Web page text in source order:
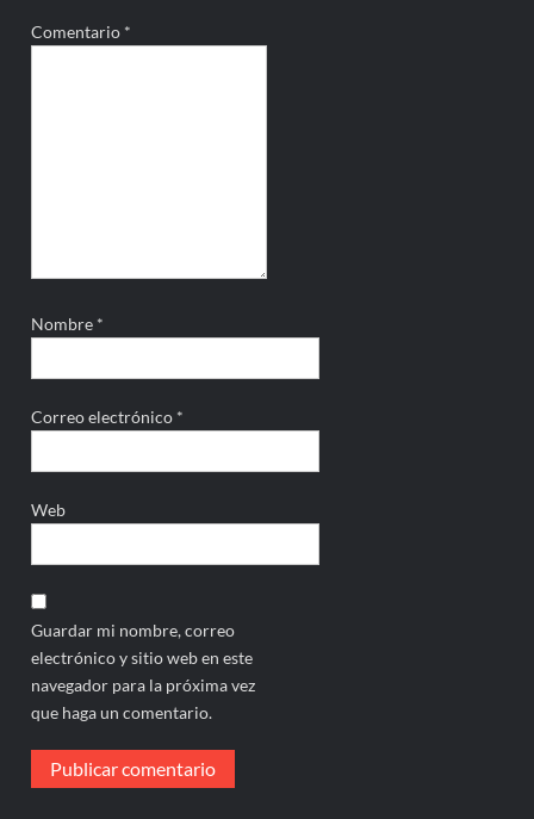
Comentario *
Nombre *
Correo electrónico *
Web
Guardar mi nombre, correo
electrónico y sitio web en este
navegador para la próxima vez
que haga un comentario.